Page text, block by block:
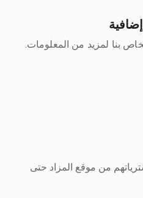
بنا لمزيد من المعلومات.
من موقع المزاد حتى